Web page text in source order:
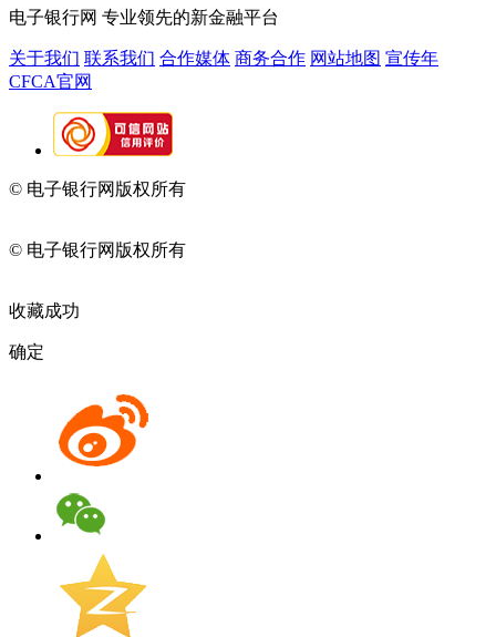
电子银行网 专业领先的新金融平台
关于我们 联系我们 合作媒体 商务合作 网站地图 宣传年
CFCA官网
© 电子银行网版权所有
© 电子银行网版权所有
收藏成功
确定